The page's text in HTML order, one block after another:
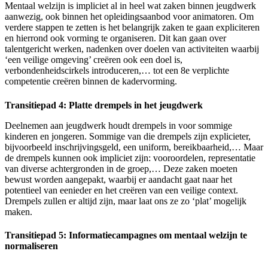
Mentaal welzijn is impliciet al in heel wat zaken binnen jeugdwerk
aanwezig, ook binnen het opleidingsaanbod voor animatoren. Om
verdere stappen te zetten is het belangrijk zaken te gaan expliciteren
en hierrond ook vorming te organiseren. Dit kan gaan over
talentgericht werken, nadenken over doelen van activiteiten waarbij
‘een veilige omgeving’ creëren ook een doel is,
verbondenheidscirkels introduceren,… tot een 8e verplichte
competentie creëren binnen de kadervorming.
Transitiepad 4: Platte drempels in het jeugdwerk
Deelnemen aan jeugdwerk houdt drempels in voor sommige
kinderen en jongeren. Sommige van die drempels zijn explicieter,
bijvoorbeeld inschrijvingsgeld, een uniform, bereikbaarheid,… Maar
de drempels kunnen ook impliciet zijn: vooroordelen, representatie
van diverse achtergronden in de groep,… Deze zaken moeten
bewust worden aangepakt, waarbij er aandacht gaat naar het
potentieel van eenieder en het creëren van een veilige context.
Drempels zullen er altijd zijn, maar laat ons ze zo ‘plat’ mogelijk
maken.
Transitiepad 5: Informatiecampagnes om mentaal welzijn te
normaliseren